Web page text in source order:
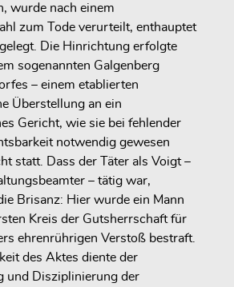
wurde nach einem
zum Tode verurteilt, enthauptet
. Die Hinrichtung erfolgte
sogenannten Galgenberg
– einem etablierten
Überstellung an ein
Gericht, wie sie bei fehlender
notwendig gewesen
statt. Dass der Täter als Voigt–
– tätig war,
Brisanz: Hier wurde ein Mann
Kreis der Gutsherrschaft für
ehrenrührigen Verstoß bestraft.
des Aktes diente der
und Disziplinierung der